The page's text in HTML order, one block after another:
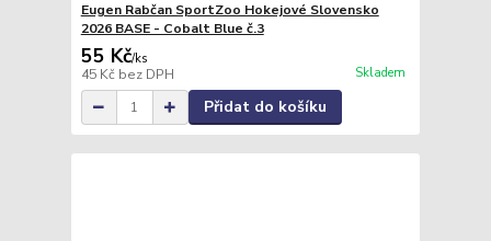
Eugen Rabčan SportZoo Hokejové Slovensko
2026 BASE - Cobalt Blue č.3
55 Kč/ks
45 Kč bez DPH Skladem
Přidat do košíku